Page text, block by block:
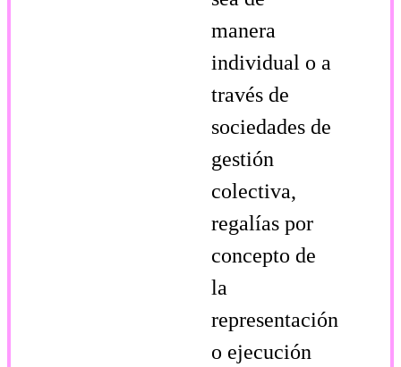
manera
individual o a
través de
sociedades de
gestión
colectiva,
regalías por
concepto de
la
representación
o ejecución